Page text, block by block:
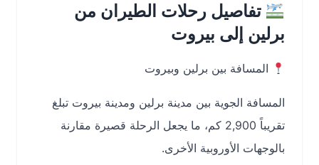
تفاصيل رحلات الطيران من
برلين إلى بيروت
المسافة بين برلين وبيروت
المسافة الجوية بين مدينة برلين ومدينة بيروت تبلغ
تقريباً 2,900 كم، ما يجعل الرحلة قصيرة مقارنة
بالوجهات الأوروبية الأخرى.